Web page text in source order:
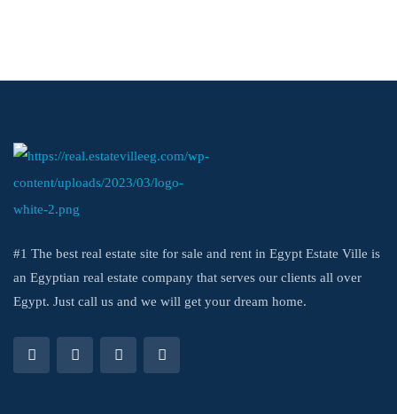
#1 The best real estate site for sale and rent in Egypt Estate Ville is
an Egyptian real estate company that serves our clients all over
Egypt. Just call us and we will get your dream home.